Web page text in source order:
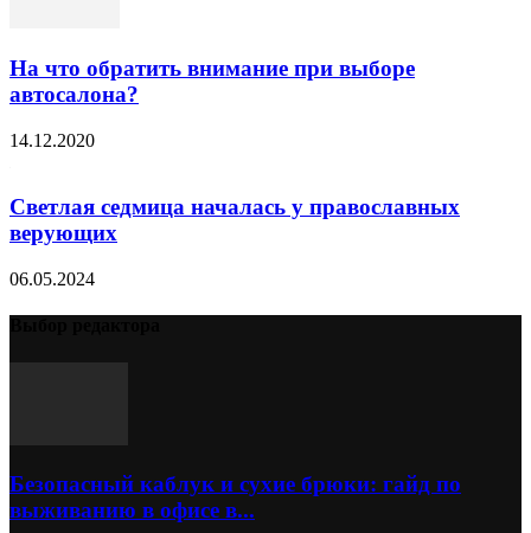
На что обратить внимание при выборе
автосалона?
14.12.2020
Светлая седмица началась у православных
верующих
06.05.2024
Безопасный каблук и сухие брюки: гайд по
выживанию в офисе в...